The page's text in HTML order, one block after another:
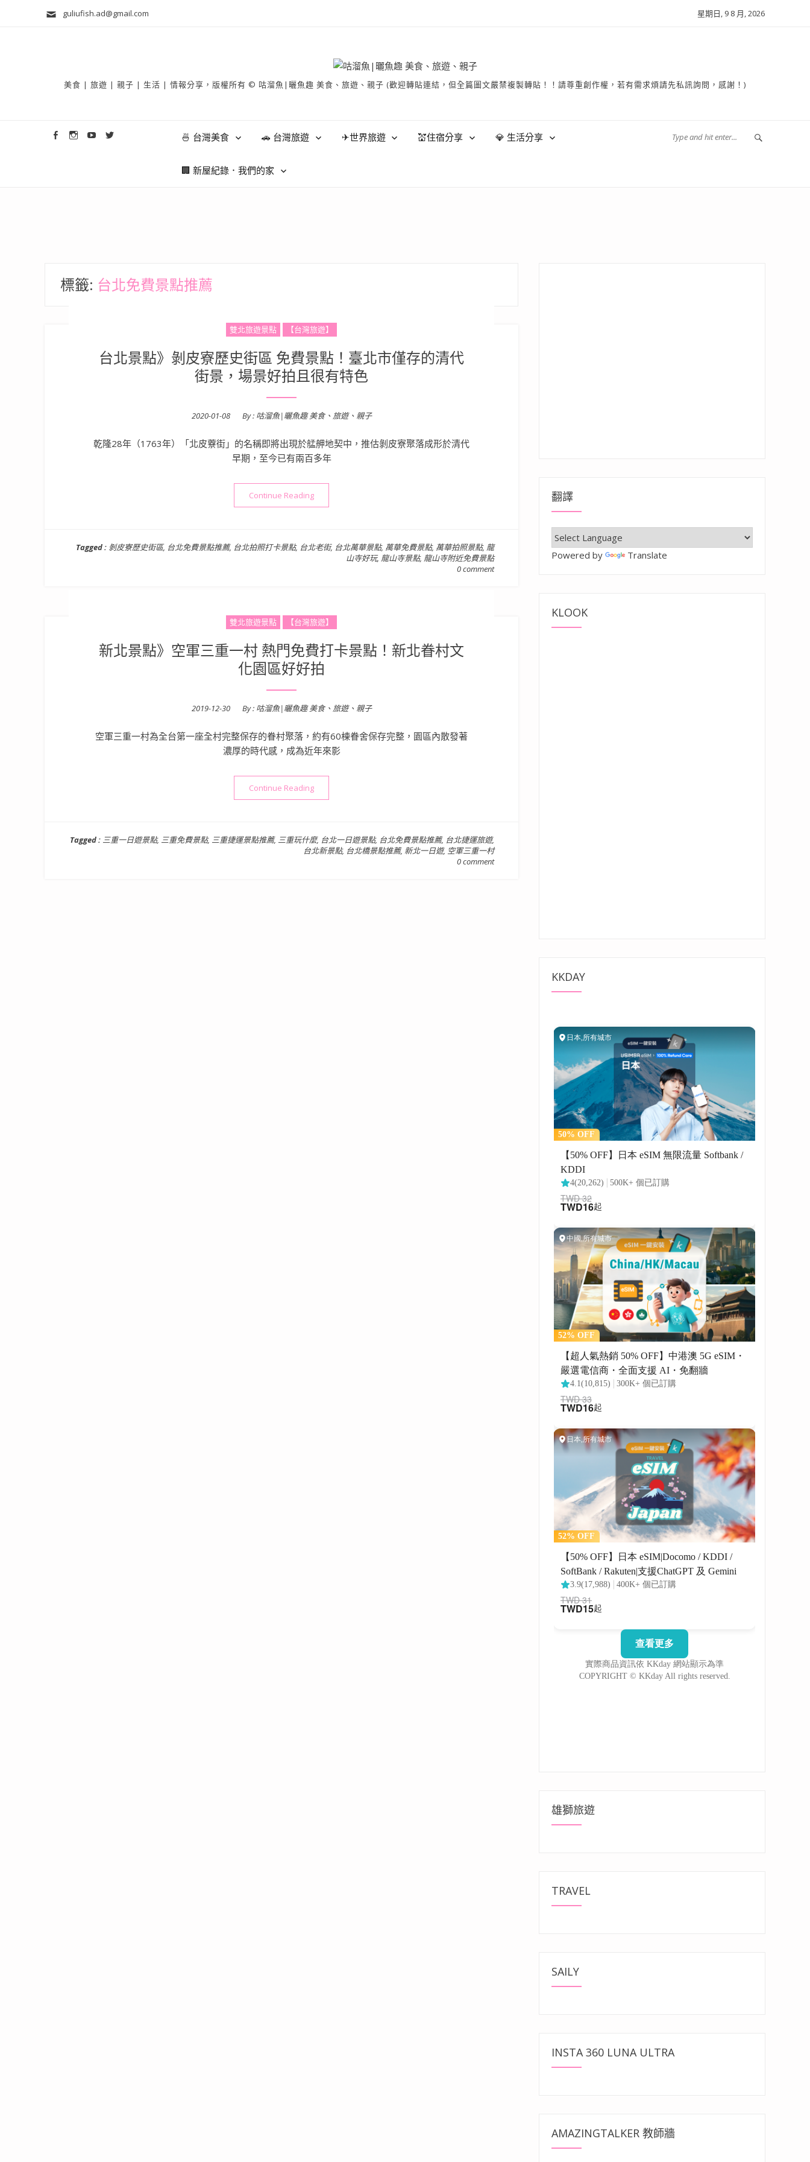
guliufish.ad@gmail.com 星期日, 9 8 月, 2026
美食 | 旅遊 | 親子 | 生活 | 情報分享，版權所有 © 咕溜魚|曬魚趣 美食、旅遊、親子 (歡迎轉貼連結，但全篇圖文嚴禁複製轉貼！！請尊重創作權，若有需求煩請先私訊詢問，感謝！)
🍜 台灣美食 🚗 台灣旅遊 ✈世界旅遊 💒住宿分享 💎 生活分享
🏢 新屋紀錄．我們的家
標籤: 台北免費景點推薦
雙北旅遊景點 【台灣旅遊】
台北景點》剝皮寮歷史街區 免費景點！臺北市僅存的清代
街景，場景好拍且很有特色
Posted
2020-01-08 By : 咕溜魚|曬魚趣 美食、旅遊、親子
乾隆28年（1763年）「北皮藔街」的名稱即將出現於艋舺地契中，推估剝皮寮聚落成形於清代
早期，至今已有兩百多年
Continue Reading“台北景點》剝皮寮歷史街區 免費景點！臺北市僅存的清代街景，場景好拍且很有特色”
Tagged : 剝皮寮歷史街區, 台北免費景點推薦, 台北拍照打卡景點, 台北老街, 台北萬華景點, 萬華免費景點, 萬華拍照景點, 龍
山寺好玩, 龍山寺景點, 龍山寺附近免費景點
0 comment
雙北旅遊景點 【台灣旅遊】
新北景點》空軍三重一村 熱門免費打卡景點！新北眷村文
化園區好好拍
Posted
2019-12-30 By : 咕溜魚|曬魚趣 美食、旅遊、親子
空軍三重一村為全台第一座全村完整保存的眷村聚落，約有60棟眷舍保存完整，園區內散發著
濃厚的時代感，成為近年來影
Continue Reading“新北景點》空軍三重一村 熱門免費打卡景點！新北眷村文化園區好好拍”
Tagged : 三重一日遊景點, 三重免費景點, 三重捷運景點推薦, 三重玩什麼, 台北一日遊景點, 台北免費景點推薦, 台北捷運旅遊,
台北新景點, 台北橋景點推薦, 新北一日遊, 空軍三重一村
0 comment
翻譯
Powered by Translate
KLOOK
KKDAY
雄獅旅遊
TRAVEL
SAILY
INSTA 360 LUNA ULTRA
AMAZINGTALKER 教師牆